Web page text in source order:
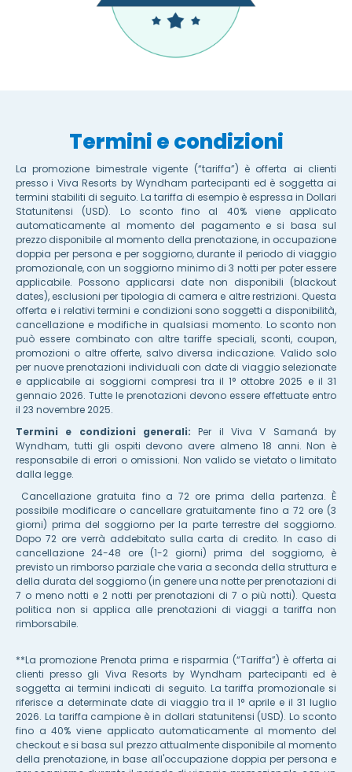
Termini e condizioni
La promozione bimestrale vigente (“tariffa”) è offerta ai clienti
presso i Viva Resorts by Wyndham partecipanti ed è soggetta ai
termini stabiliti di seguito. La tariffa di esempio è espressa in Dollari
Statunitensi (USD). Lo sconto fino al 40% viene applicato
automaticamente al momento del pagamento e si basa sul
prezzo disponibile al momento della prenotazione, in occupazione
doppia per persona e per soggiorno, durante il periodo di viaggio
promozionale, con un soggiorno minimo di 3 notti per poter essere
applicabile. Possono applicarsi date non disponibili (blackout
dates), esclusioni per tipologia di camera e altre restrizioni. Questa
offerta e i relativi termini e condizioni sono soggetti a disponibilità,
cancellazione e modifiche in qualsiasi momento. Lo sconto non
può essere combinato con altre tariffe speciali, sconti, coupon,
promozioni o altre offerte, salvo diversa indicazione. Valido solo
per nuove prenotazioni individuali con date di viaggio selezionate
e applicabile ai soggiorni compresi tra il 1° ottobre 2025 e il 31
gennaio 2026. Tutte le prenotazioni devono essere effettuate entro
il 23 novembre 2025.
Termini e condizioni generali: Per il Viva V Samaná by
Wyndham, tutti gli ospiti devono avere almeno 18 anni. Non è
responsabile di errori o omissioni. Non valido se vietato o limitato
dalla legge.
Cancellazione gratuita fino a 72 ore prima della partenza. È
possibile modificare o cancellare gratuitamente fino a 72 ore (3
giorni) prima del soggiorno per la parte terrestre del soggiorno.
Dopo 72 ore verrà addebitato sulla carta di credito. In caso di
cancellazione 24-48 ore (1-2 giorni) prima del soggiorno, è
previsto un rimborso parziale che varia a seconda della struttura e
della durata del soggiorno (in genere una notte per prenotazioni di
7 o meno notti e 2 notti per prenotazioni di 7 o più notti). Questa
politica non si applica alle prenotazioni di viaggi a tariffa non
rimborsabile.
**La promozione Prenota prima e risparmia (“Tariffa”) è offerta ai
clienti presso gli Viva Resorts by Wyndham partecipanti ed è
soggetta ai termini indicati di seguito. La tariffa promozionale si
riferisce a determinate date di viaggio tra il 1° aprile e il 31 luglio
2026. La tariffa campione è in dollari statunitensi (USD). Lo sconto
fino a 40% viene applicato automaticamente al momento del
checkout e si basa sul prezzo attualmente disponibile al momento
della prenotazione, in base all'occupazione doppia per persona e